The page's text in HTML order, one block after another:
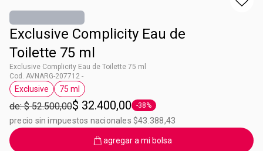
Exclusive Complicity Eau de
Toilette 75 ml
Exclusive Complicity Eau de Toilette 75 ml
Cod. AVNARG-207712 -
Etiqueta Exclusive
Exclusive
Etiqueta 75 ml
75 ml
de: $ 52.500,00$ 32.400,00 Etiqueta -38%
-38%
precio sin impuestos nacionales $43.388,43
agregar a mi bolsa